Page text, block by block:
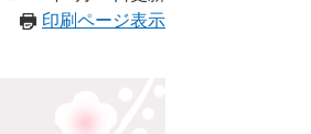
印刷ページ表示